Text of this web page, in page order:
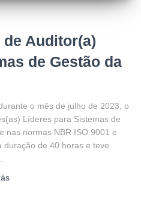
Auditor(a)
de Gestão da
o mês de julho de 2023, o
Líderes para Sistemas de
nas normas NBR ISO 9001 e
duração de 40 horas e teve